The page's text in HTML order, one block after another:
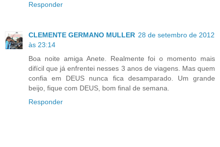
Responder
CLEMENTE GERMANO MULLER 28 de setembro de 2012
às 23:14
Boa noite amiga Anete. Realmente foi o momento mais
difícil que já enfrentei nesses 3 anos de viagens. Mas quem
confia em DEUS nunca fica desamparado. Um grande
beijo, fique com DEUS, bom final de semana.
Responder